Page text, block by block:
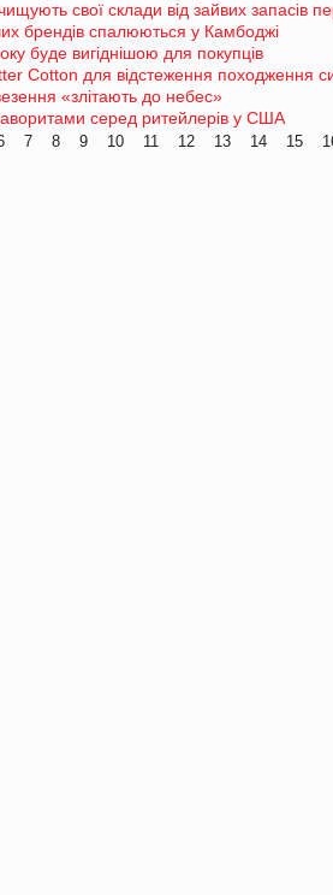
свої склади від зайвих запасів
брендів спалюються у Камбоджі
буде вигіднішою для покупців
Cotton для відстеження походження
«злітають до небес»
серед ритейлерів у США
7 8 9 10 11 12 13 14 15